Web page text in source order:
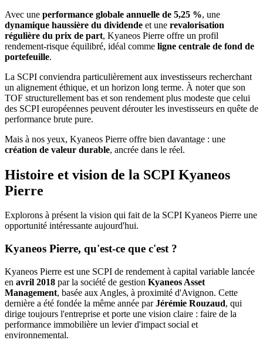
Avec une performance globale annuelle de 5,25 %, une
dynamique haussière du dividende et une revalorisation
régulière du prix de part, Kyaneos Pierre offre un profil
rendement-risque équilibré, idéal comme ligne centrale de fond de
portefeuille.
La SCPI conviendra particulièrement aux investisseurs recherchant
un alignement éthique, et un horizon long terme. À noter que son
TOF structurellement bas et son rendement plus modeste que celui
des SCPI européennes peuvent dérouter les investisseurs en quête de
performance brute pure.
Mais à nos yeux, Kyaneos Pierre offre bien davantage : une
création de valeur durable, ancrée dans le réel.
Histoire et vision de la SCPI Kyaneos
Pierre
Explorons à présent la vision qui fait de la SCPI Kyaneos Pierre une
opportunité intéressante aujourd'hui.
Kyaneos Pierre, qu'est-ce que c'est ?
Kyaneos Pierre est une SCPI de rendement à capital variable lancée
en avril 2018 par la société de gestion Kyaneos Asset
Management, basée aux Angles, à proximité d'Avignon. Cette
dernière a été fondée la même année parJérémie Rouzaud, qui
dirige toujours l'entreprise et porte une vision claire : faire de la
performance immobilière un levier d'impact social et
environnemental.